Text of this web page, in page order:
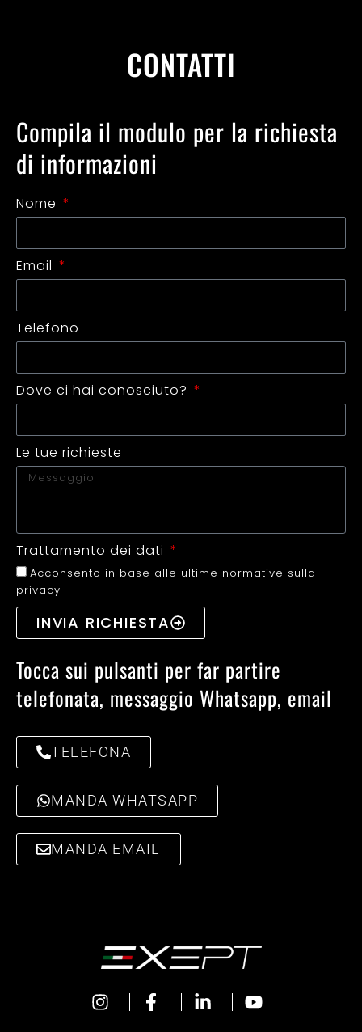
CONTATTI
Compila il modulo per la richiesta
di informazioni
Nome
Email
Telefono
Dove ci hai conosciuto?
Le tue richieste
Trattamento dei dati
Acconsento in base alle ultime normative sulla
privacy
INVIA RICHIESTA
Tocca sui pulsanti per far partire
telefonata, messaggio Whatsapp, email
TELEFONA
MANDA WHATSAPP
MANDA EMAIL